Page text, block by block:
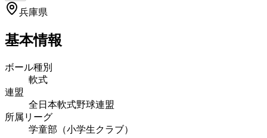
兵庫県
基本情報
ボール種別
軟式
連盟
全日本軟式野球連盟
所属リーグ
学童部（小学生クラブ）